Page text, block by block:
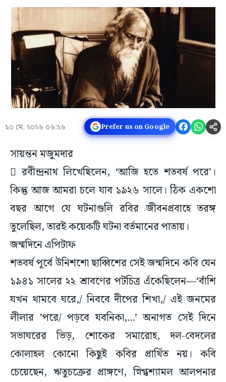
১০ মে, ২০২৬ ০৬:২৬ Prefer us on Google
সায়ন্তন মজুমদার
 রবীন্দ্রনাথ লিখেছিলেন, ‘আজি হতে শতবর্ষ পরে’।
কিন্তু আজ আমরা চলে যাব ১৯২৬ সালে। ঠিক একশো
বছর আগে যে ঘটনাগুলি রবির জীবনপ্রবাহে তরঙ্গ
তুলেছিল, তারই কয়েকটি ঘটনা বর্তমানের পাতায়।
জন্মদিনে এপিটাফ
শতবর্ষ পূর্বে উনিশশো ছাব্বিশের সেই জন্মদিনে কবি যেন
১৯৪১ সালের ২২ শ্রাবণের পটচিত্র এঁকেছিলেন—‘বাঁশি
যখন থামবে ঘরে,/ নিববে দীপের শিখা,/ এই জনমের
লীলার ’পরে/ পড়বে যবনিকা,...’ অনাগত সেই দিনে
সভাঘরের ভিড়, শোকের সমারোহ, দল-বেদলের
কোলাহল কোনো কিছুই কবির প্রার্থিত নয়। কবি
চেয়েছেন, ঋতুচক্রের প্রাঙ্গণে, স্নিগ্ধশ্যামল আলপনার